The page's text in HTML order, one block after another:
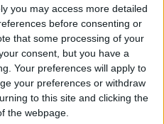
you may access more detailed
before consenting or
that some processing of your
consent, but you have a
Your preferences will apply to
your preferences or withdraw
to this site and clicking the
the webpage.
i altres molles